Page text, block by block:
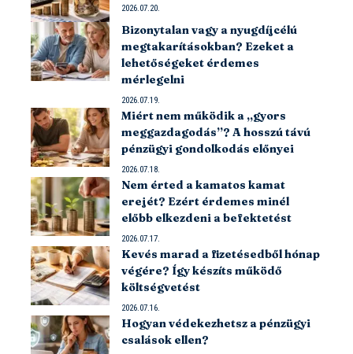
2026.07.20.
Bizonytalan vagy a nyugdíjcélú
megtakarításokban? Ezeket a
lehetőségeket érdemes
mérlegelni
2026.07.19.
Miért nem működik a „gyors
meggazdagodás”? A hosszú távú
pénzügyi gondolkodás előnyei
2026.07.18.
Nem érted a kamatos kamat
erejét? Ezért érdemes minél
előbb elkezdeni a befektetést
2026.07.17.
Kevés marad a fizetésedből hónap
végére? Így készíts működő
költségvetést
2026.07.16.
Hogyan védekezhetsz a pénzügyi
csalások ellen?